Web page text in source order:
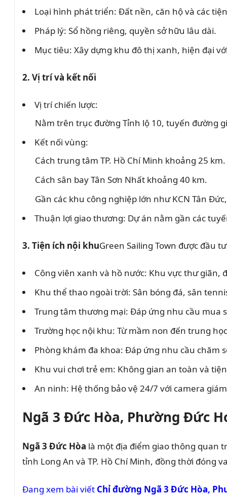
Loại hình phát triển: Đất nền, căn hộ và các
Pháp lý: Sổ hồng riêng, quyền sở hữu lâu dài.
Mục tiêu: Xây dựng khu đô thị xanh, hiện đại
2. Vị trí và kết nối
Vị trí chiến lược:
Nằm trên trục đường Tỉnh lộ 10, tuyến đường
Kết nối vùng:
Cách trung tâm TP. Hồ Chí Minh khoảng 25 km.
Cách sân bay Tân Sơn Nhất khoảng 40 km.
Gần các khu công nghiệp lớn như KCN Tân
Thuận lợi giao thương: Dự án nằm gần các
3. Tiện ích nội khuGreen Sailing Town được đầu
Công viên xanh và hồ nước: Khu vực thư
Khu thể thao ngoài trời: Sân bóng đá, sân
Trung tâm thương mại: Đáp ứng nhu cầu mua
Trường học nội khu: Từ mầm non đến trung
Phòng khám đa khoa: Đáp ứng nhu cầu chăm
Khu vui chơi trẻ em: Không gian an toàn và
An ninh: Hệ thống bảo vệ 24/7 với camera
Ngã 3 Đức Hòa, Phường Đức
Ngã 3 Đức Hòa là một địa điểm giao thông quan
tỉnh Long An và TP. Hồ Chí Minh, đồng thời đóng
Đang xem bài viết Chỉ đường Ngã 3 Đức Hòa,